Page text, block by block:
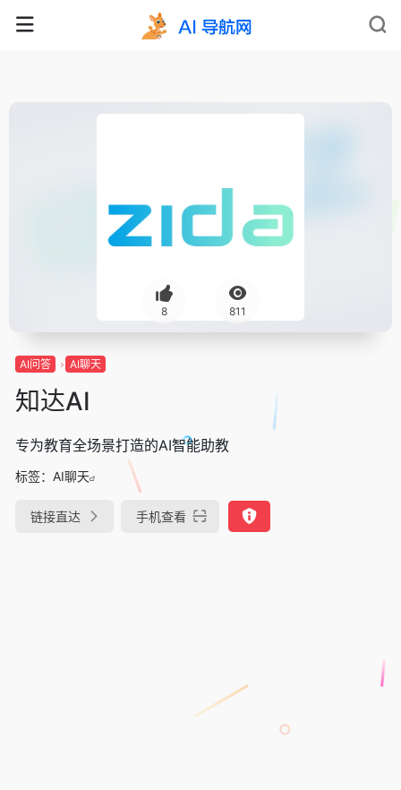
8 811
AI问答 AI聊天
知达AI
专为教育全场景打造的AI智能助教
标签： AI聊天
链接直达 手机查看